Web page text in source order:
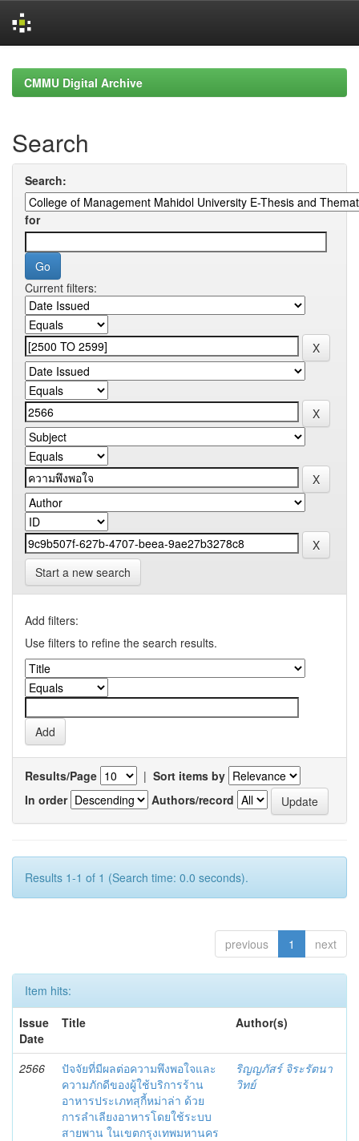
navigationCMMU Digital Archive
Search
Search:
for
Current filters:
Start a new search
Add filters:
Use filters to refine the search results.
Results/Page | Sort items by
In order
Authors/record
Results 1-1 of 1 (Search time: 0.0 seconds).
previous 1 next
Item hits:
Issue
Date
Title Author(s)
2566
ปัจจัยที่มีผลต่อความพึงพอใจและ
ความภักดีของผู้ใช้บริการร้าน
อาหารประเภทสุกี้หม่าล่า ด้วย
การลำเลียงอาหารโดยใช้ระบบ
สายพาน ในเขตกรุงเทพมหานคร
ริญญภัสร์ จิระรัตนา
วิทย์